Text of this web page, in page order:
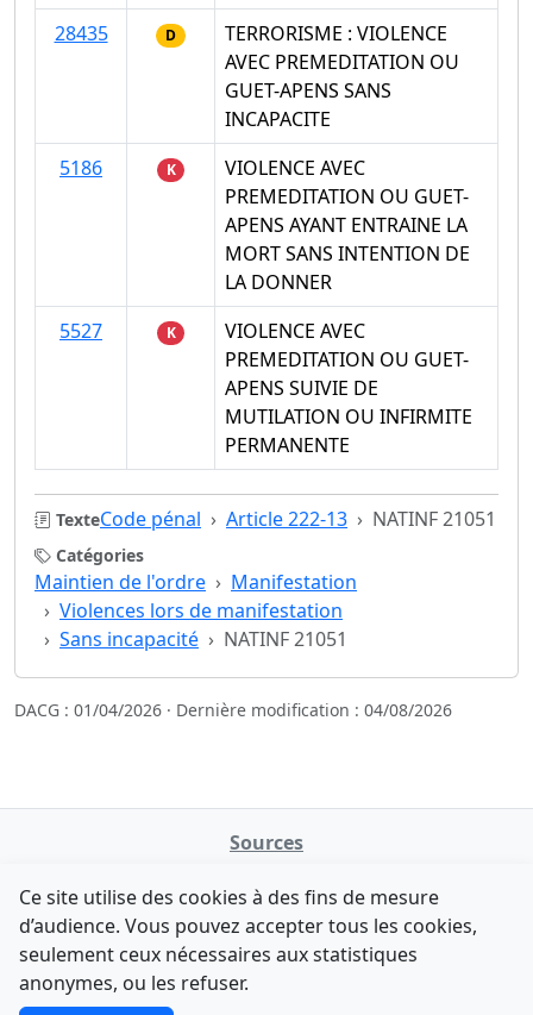
28435
D
TERRORISME : VIOLENCE
AVEC PREMEDITATION OU
GUET-APENS SANS
INCAPACITE
5186
K
VIOLENCE AVEC
PREMEDITATION OU GUET-
APENS AYANT ENTRAINE LA
MORT SANS INTENTION DE
LA DONNER
5527
K
VIOLENCE AVEC
PREMEDITATION OU GUET-
APENS SUIVIE DE
MUTILATION OU INFIRMITE
PERMANENTE
TexteCode pénal Article 222-13 NATINF 21051
Catégories
Maintien de l'ordre
Manifestation
Violences lors de manifestation
Sans incapacité
NATINF 21051
DACG : 01/04/2026 · Dernière modification : 04/08/2026
Sources
data.gouv.fr
Legifrance - API
Contact
Comment avez-vous découvert NATINFo ?
Une courte réponse suffit (500 caractères max).
Ce site utilise des cookies à des fins de mesure
d’audience. Vous pouvez accepter tous les cookies,
seulement ceux nécessaires aux statistiques
anonymes, ou les refuser.